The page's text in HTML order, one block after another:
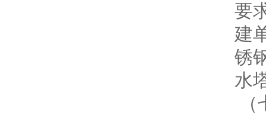
要
建
锈
水